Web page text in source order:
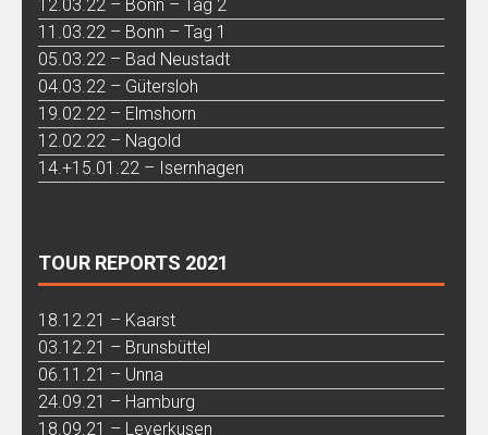
12.03.22 – Bonn – Tag 2
11.03.22 – Bonn – Tag 1
05.03.22 – Bad Neustadt
04.03.22 – Gütersloh
19.02.22 – Elmshorn
12.02.22 – Nagold
14.+15.01.22 – Isernhagen
TOUR REPORTS 2021
18.12.21 – Kaarst
03.12.21 – Brunsbüttel
06.11.21 – Unna
24.09.21 – Hamburg
18.09.21 – Leverkusen